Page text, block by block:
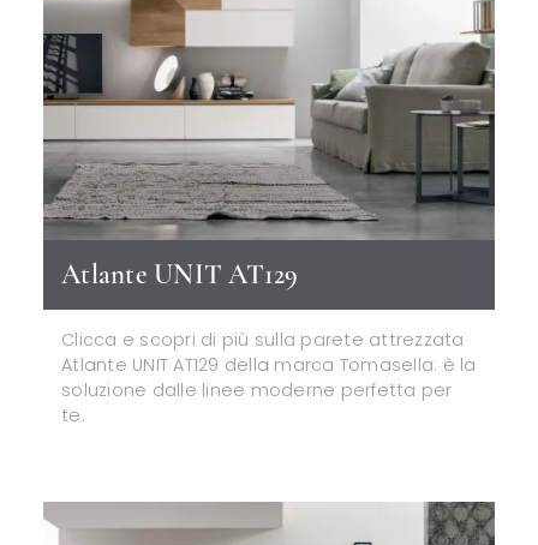
Atlante UNIT AT129
Clicca e scopri di più sulla parete attrezzata
Atlante UNIT AT129 della marca Tomasella: è la
soluzione dalle linee moderne perfetta per
te.